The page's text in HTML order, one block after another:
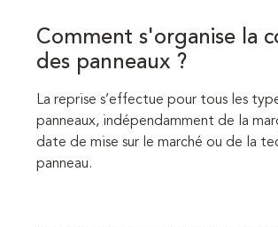
Comment s'organise la
des panneaux ?
La reprise s’effectue pour tous les
panneaux, indépendamment de la
date de mise sur le marché ou de la
panneau.